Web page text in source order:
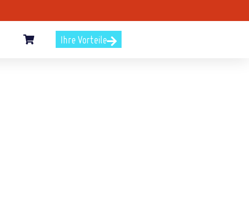
Ihre Vorteile